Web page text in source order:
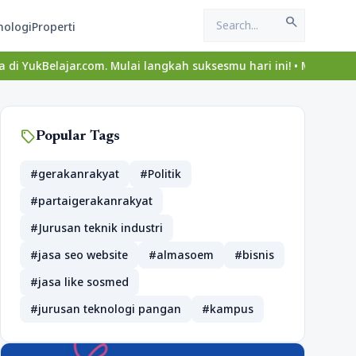
Properti search
Mulai langkah suksesmu hari ini! • Mau lulus? Latih
sellPopular Tags
#gerakanrakyat
#Politik
#partaigerakanrakyat
#Jurusan teknik industri
#jasa seo website
#almasoem
#bisnis
#jasa like sosmed
#jurusan teknologi pangan
#kampus